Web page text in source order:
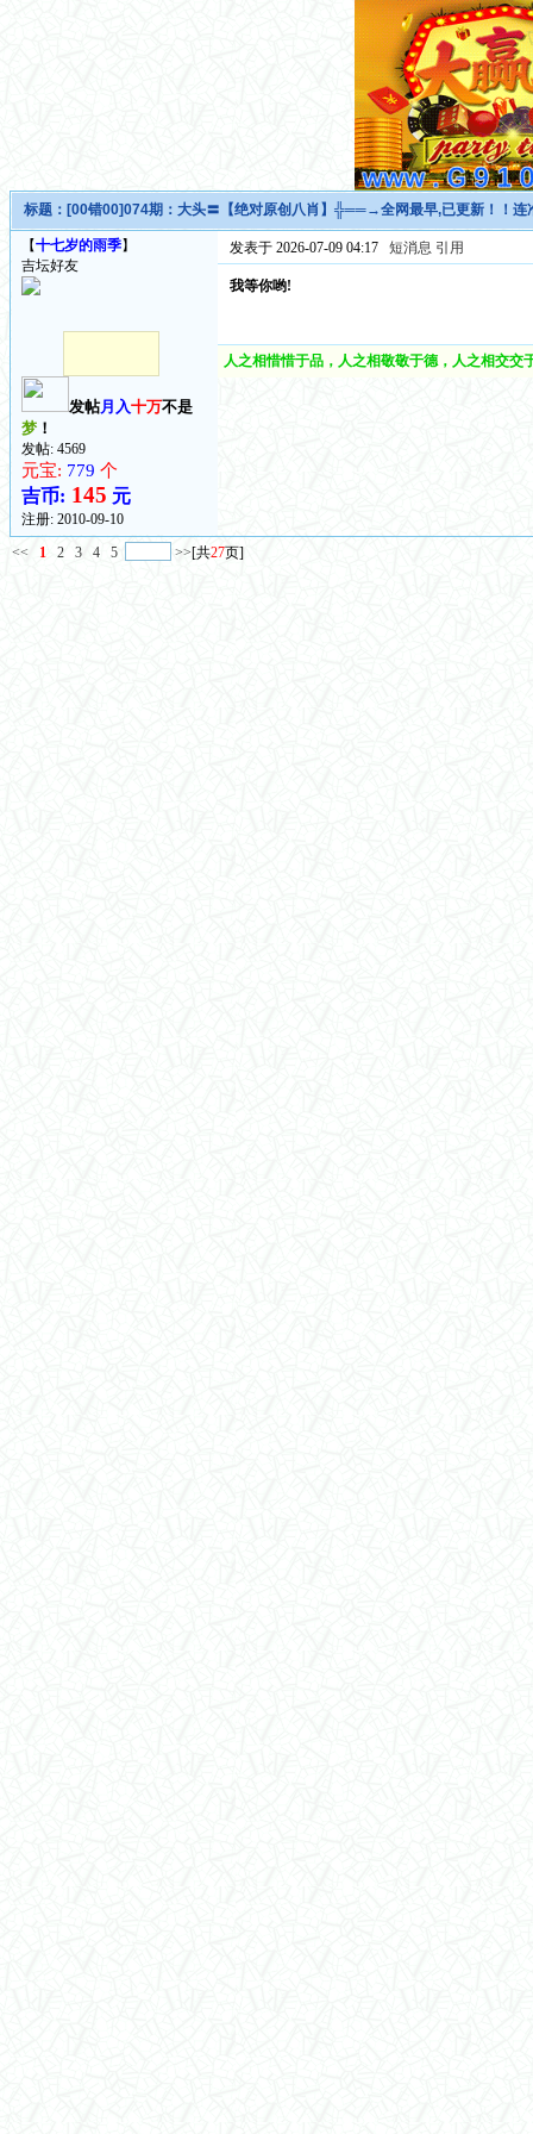
标题： [00错00]074期：大头〓【绝对原创八肖】╬══→全网最早,已更新！！连
【十七岁的雨季】
吉坛好友
发帖月入十万不是
梦！
发帖: 4569
元宝: 779 个
吉币: 145 元
注册: 2010-09-10
发表于 2026-07-09 04:17 短消息 引用
我等你哟!
人之相惜惜于品，人之相敬敬于德，人之相交
<< 1 2 3 4 5 >>[共27页]